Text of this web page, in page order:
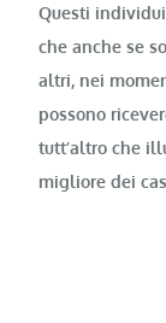
Questi
che anche se
altri, nei
possono
tutt’altro che
migliore dei